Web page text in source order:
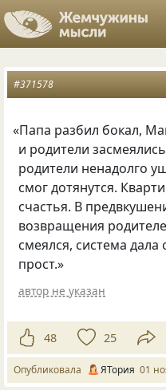
#371578
«Папа разбил бокал,
и родители
родители ненадолго
смог дотянутся.
счастья. В
возвращения
смеялся, система
прост.»
автор не указан
48 25
Опубликовала ЯТория 01